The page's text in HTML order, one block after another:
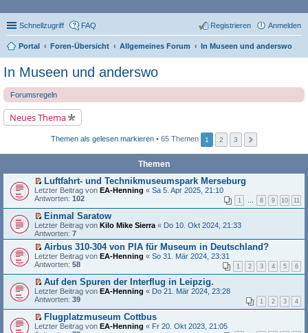
Schnellzugriff FAQ Anmelden
Registrieren
Portal Foren-Übersicht Allgemeines Forum In Museen und anderswo
In Museen und anderswo
Forumsregeln
Neues Thema
Themen als gelesen markieren • 65 Themen 1 2 3
Themen
E
r
e
r
u
n
g
e
e
s
e
n
e
r
B
Luftfahrt- und Technikmuseumspark Merseburg
Letzter Beitrag von EA-Henning « Sa 5. Apr 2025, 21:10
Antworten: 102 1 … 8 9 10 11
E
r
s
e
r
u
n
g
e
e
s
e
Einmal Saratow
Letzter Beitrag von Kilo Mike Sierra « Do 10. Okt 2024, 21:33
Antworten: 7
E
r
e
r
u
n
g
e
Airbus 310-304 von PIA für Museum in Deutschland?
Letzter Beitrag von EA-Henning « So 31. Mär 2024, 23:31
Antworten: 58 1 2 3 4 5 6
E
r
e
r
Auf den Spuren der Interflug in Leipzig.
Letzter Beitrag von EA-Henning « Do 21. Mär 2024, 23:28
Antworten: 39 1 2 3 4
E
Flugplatzmuseum Cottbus
Letzter Beitrag von EA-Henning « Fr 20. Okt 2023, 21:05